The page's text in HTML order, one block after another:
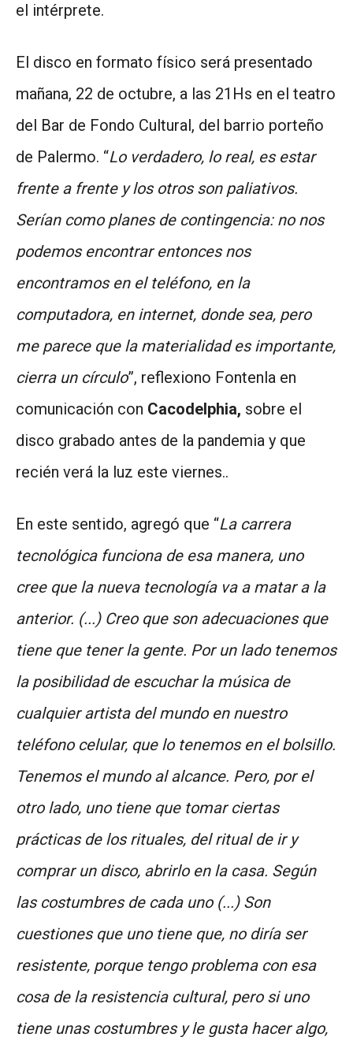
el intérprete.
El disco en formato físico será presentado
mañana, 22 de octubre, a las 21Hs en el teatro
del Bar de Fondo Cultural, del barrio porteño
de Palermo. “Lo verdadero, lo real, es estar
frente a frente y los otros son paliativos.
Serían como planes de contingencia: no nos
podemos encontrar entonces nos
encontramos en el teléfono, en la
computadora, en internet, donde sea, pero
me parece que la materialidad es importante,
cierra un círculo”, reflexiono Fontenla en
comunicación con Cacodelphia, sobre el
disco grabado antes de la pandemia y que
recién verá la luz este viernes..
En este sentido, agregó que “La carrera
tecnológica funciona de esa manera, uno
cree que la nueva tecnología va a matar a la
anterior. (...) Creo que son adecuaciones que
tiene que tener la gente. Por un lado tenemos
la posibilidad de escuchar la música de
cualquier artista del mundo en nuestro
teléfono celular, que lo tenemos en el bolsillo.
Tenemos el mundo al alcance. Pero, por el
otro lado, uno tiene que tomar ciertas
prácticas de los rituales, del ritual de ir y
comprar un disco, abrirlo en la casa. Según
las costumbres de cada uno (...) Son
cuestiones que uno tiene que, no diría ser
resistente, porque tengo problema con esa
cosa de la resistencia cultural, pero si uno
tiene unas costumbres y le gusta hacer algo,